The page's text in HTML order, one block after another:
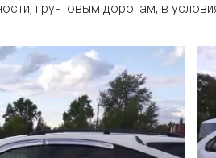
грунтовым дорогам, в